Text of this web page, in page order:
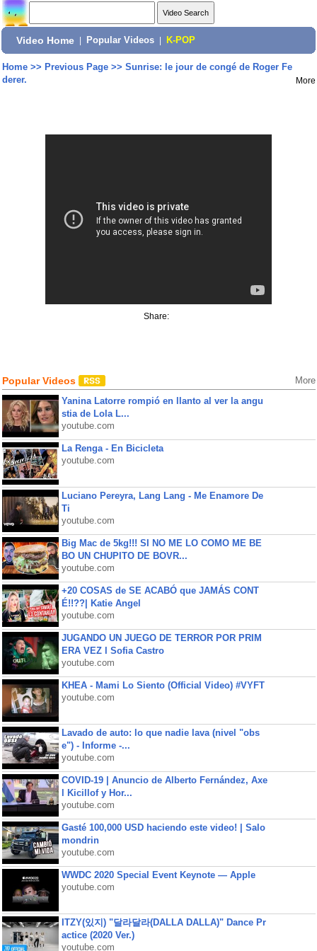
Video Home Popular Videos K-POP
Home>> Previous Page>> Sunrise: le jour de congé de Roger Fe
derer.
More
Share:
Popular Videos More
Yanina Latorre rompió en llanto al ver la angu
stia de Lola L...
youtube.com
La Renga - En Bicicleta
youtube.com
Luciano Pereyra, Lang Lang - Me Enamore De
Ti
youtube.com
Big Mac de 5kg!!! SI NO ME LO COMO ME BE
BO UN CHUPITO DE BOVR...
youtube.com
+20 COSAS de SE ACABÓ que JAMÁS CONT
É!!??| Katie Angel
youtube.com
JUGANDO UN JUEGO DE TERROR POR PRIM
ERA VEZ l Sofia Castro
youtube.com
KHEA - Mami Lo Siento (Official Video) #VYFT
youtube.com
Lavado de auto: lo que nadie lava (nivel "obs
e") - Informe -...
youtube.com
COVID-19 | Anuncio de Alberto Fernández, Axe
l Kicillof y Hor...
youtube.com
Gasté 100,000 USD haciendo este video! | Salo
mondrin
youtube.com
WWDC 2020 Special Event Keynote — Apple
youtube.com
ITZY(있지) "달라달라(DALLA DALLA)" Dance Pr
actice (2020 Ver.)
youtube.com